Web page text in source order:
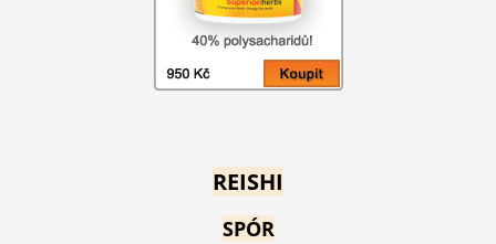
REISHI
SPÓR